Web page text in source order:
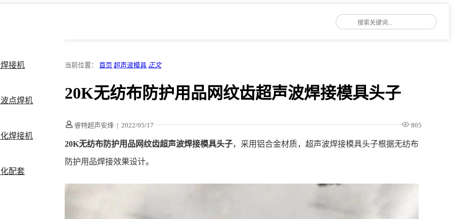
接机
点焊机
焊接机
配套
当前位置：首页 超声波模具 正文
20K无纺布防护用品网纹齿超声波焊接模具头子
睿特超声安烽 | 2022/05/17 805
20K无纺布防护用品网纹齿超声波焊接模具头子，采用铝合金材质，超声波焊接模具头子根据无纺布
防护用品焊接效果设计。